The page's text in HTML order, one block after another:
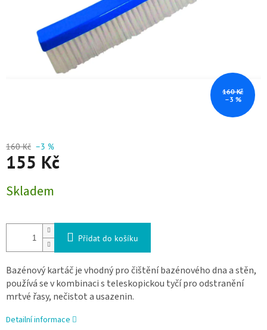
160 Kč
–3 %
160 Kč –3 %
155 Kč
Skladem
Přidat do košíku
Bazénový kartáč je vhodný pro čištění bazénového dna a stěn,
používá se v kombinaci s teleskopickou tyčí pro odstranění
mrtvé řasy, nečistot a usazenin.
Detailní informace